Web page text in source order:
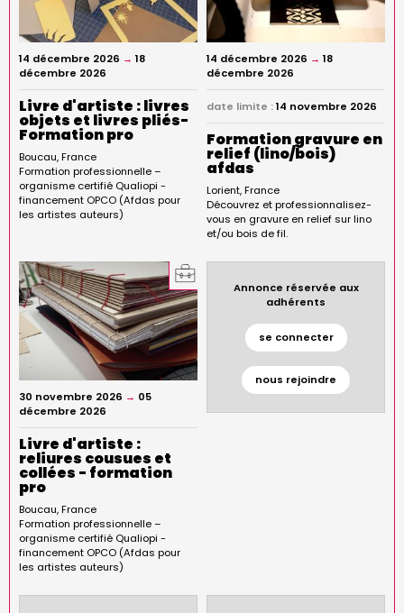
14 décembre 2026 → 18
décembre 2026
Livre d'artiste : livres
objets et livres pliés-
Formation pro
Boucau France
Formation professionnelle –
organisme certifié Qualiopi -
financement OPCO (Afdas pour
les artistes auteurs)
14 décembre 2026 → 18
décembre 2026
date limite :14 novembre 2026
Formation gravure en
relief (lino/bois)
afdas
Lorient France
Découvrez et professionnalisez-
vous en gravure en relief sur lino
et/ou bois de fil.
30 novembre 2026 → 05
décembre 2026
Livre d'artiste :
reliures cousues et
collées - formation
pro
Boucau France
Formation professionnelle –
organisme certifié Qualiopi -
financement OPCO (Afdas pour
les artistes auteurs)
Annonce réservée aux
adhérents
se connecter
nous rejoindre